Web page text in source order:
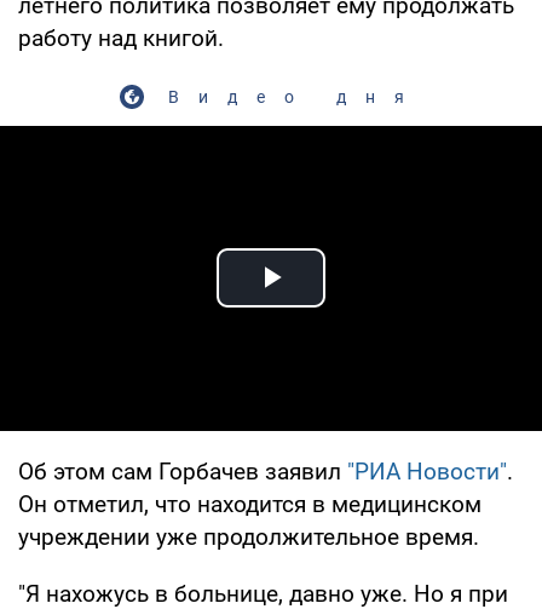
работу над книгой.
Видео дня
Play Video
Об этом сам Горбачев заявил "РИА Новости".
Он отметил, что находится в медицинском
учреждении уже продолжительное время.
"Я нахожусь в больнице, давно уже. Но я при